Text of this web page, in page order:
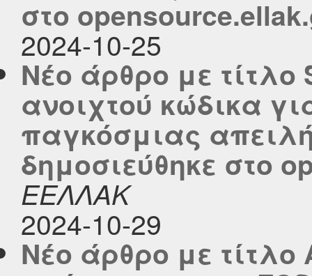
στο
2024-10-25
Νέο άρθρο με
ανοιχτού κώδικα
παγκόσμιας
δημοσιεύθηκε στο
ΕΕΛΛΑΚ
2024-10-29
Νέο άρθρο με τίτλο